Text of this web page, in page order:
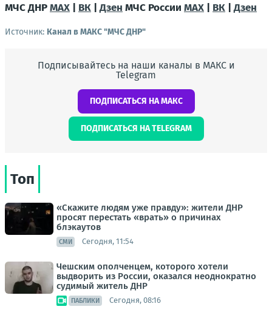
МЧС ДНРMAX | ВК |Дзен МЧС России MAX | ВК |Дзен
Источник: Канал в МАКС "МЧС ДНР"
Подписывайтесь на наши каналы в МАКС и
Telegram
ПОДПИСАТЬСЯ НА МАКС
ПОДПИСАТЬСЯ НА TELEGRAM
Топ
«Скажите людям уже правду»: жители ДНР
просят перестать «врать» о причинах
блэкаутов
СМИ Сегодня, 11:54
Чешским ополченцем, которого хотели
выдворить из России, оказался неоднократно
судимый житель ДНР
ПАБЛИКИ Сегодня, 08:16